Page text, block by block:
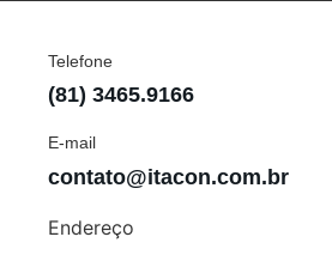
Telefone
(81) 3465.9166
E-mail
contato@itacon.com.br
Endereço